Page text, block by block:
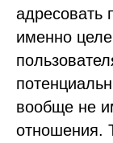
адресовать
именно
вообще не
отношения.